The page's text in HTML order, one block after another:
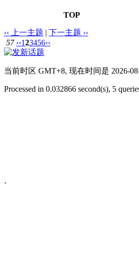
TOP
‹‹ 上一主题 | 下一主题 ››
57 ‹‹123456››
当前时区 GMT+8, 现在时间是 2026-
Processed in 0.032866 second(s), 5
`